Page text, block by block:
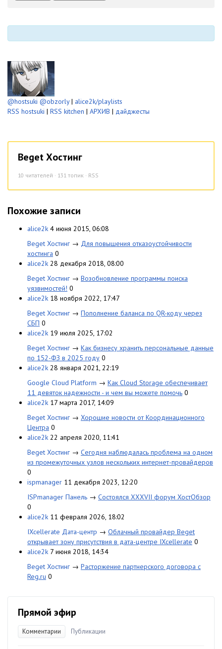
@hostsuki @obzorly| alice2k/playlists
RSS hostsuki | RSS kitchen | АРХИВ | дайджесты
Beget Хостинг
10 читателей · 131 топик · RSS
Похожие записи
alice2k 4 июня 2015, 06:08
Beget Хостинг → Для повышения отказоустойчивости
хостинга 0
alice2k 28 декабря 2018, 08:00
Beget Хостинг → Возобновление программы поиска
уязвимостей! 0
alice2k 18 ноября 2022, 17:47
Beget Хостинг → Пополнение баланса по QR-коду через
СБП 0
alice2k 19 июля 2025, 17:02
Beget Хостинг → Как бизнесу хранить персональные данные
по 152-ФЗ в 2025 году 0
alice2k 28 января 2021, 22:19
Google Cloud Platform → Как Cloud Storage обеспечивает
11 девяток надежности - и чем вы можете помочь 0
alice2k 17 марта 2017, 14:09
Beget Хостинг → Хорошие новости от Координационного
Центра 0
alice2k 22 апреля 2020, 11:41
Beget Хостинг → Сегодня наблюдалась проблема на одном
из промежуточных узлов нескольких интернет-провайдеров
0
ispmanager 11 декабря 2023, 12:20
ISPmanager Панель → Состоялся XXXVII форум ХостОбзор
0
alice2k 11 февраля 2026, 18:02
IXcellerate Дата-центр → Облачный провайдер Beget
открывает зону присутствия в дата-центре IXcellerate 0
alice2k 7 июня 2018, 14:34
Beget Хостинг → Расторжение партнерского договора с
Reg.ru 0
Прямой эфир
Комментарии Публикации